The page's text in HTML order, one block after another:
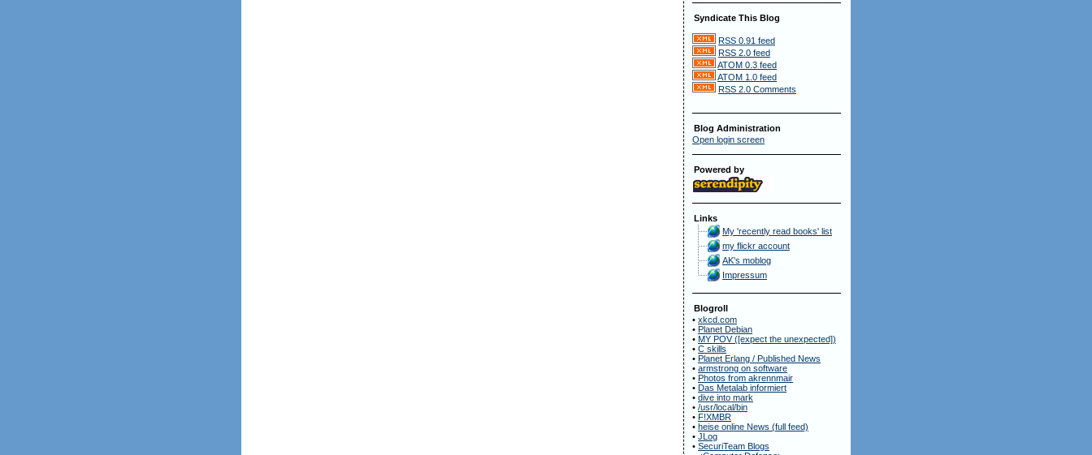
Syndicate This Blog
RSS 0.91 feed
RSS 2.0 feed
ATOM 0.3 feed
ATOM 1.0 feed
RSS 2.0 Comments
Blog Administration
Open login screen
Powered by
Links
My 'recently read books' list
my flickr account
AK's moblog
Impressum
Blogroll
• xkcd.com
• Planet Debian
• MY POV ([expect the unexpected])
• C skills
• Planet Erlang / Published News
• armstrong on software
• Photos from akrennmair
• Das Metalab informiert
• dive into mark
• /usr/local/bin
• F!XMBR
• heise online News (full feed)
• JLog
• SecuriTeam Blogs